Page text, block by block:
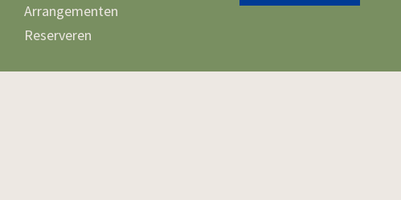
Arrangementen
Reserveren